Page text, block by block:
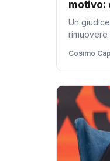
motivo:
Un
rimuovere
Cosimo